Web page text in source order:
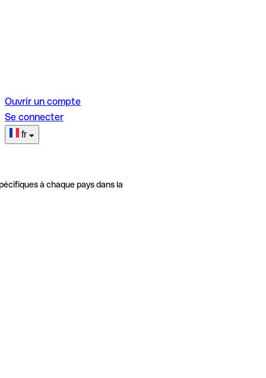
Ouvrir un compte
Se connecter
fr
à chaque pays dans la